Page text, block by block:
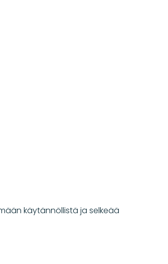
käytännöllistä ja selkeää